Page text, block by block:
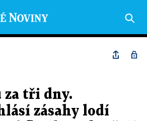
za tři dny.
zásahy lodí